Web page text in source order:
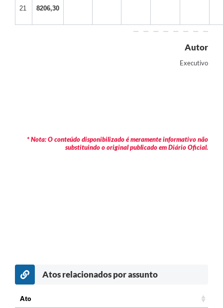
21 8206,30
Autor
Executivo
* Nota: O conteúdo disponibilizado é meramente informativo não
substituindo o original publicado em Diário Oficial.
Atos relacionados por assunto
Ato